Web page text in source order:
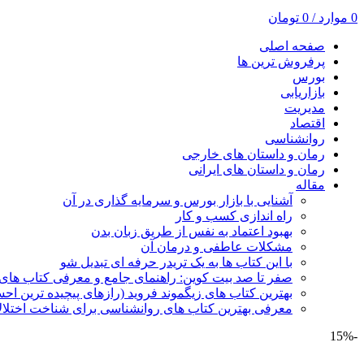
0 موارد /
0 تومان
صفحه اصلی
پرفروش ترین ها
بورس
بازاریابی
مدیریت
اقتصاد
روانشناسی
رمان و داستان های خارجی
رمان و داستان های ایرانی
مقاله
آشنایی با بازار بورس و سرمایه گذاری در آن
راه اندازی کسب و کار
بهبود اعتماد به نفس از طریق زبان بدن
مشکلات عاطفی و درمان آن
با این کتاب ها به یک تریدر حرفه ای تبدیل شو
صفر تا صد بیت کوین: راهنمای جامع و معرفی کتاب های
بهترین کتاب های زیگموند فروید (رازهای پیچیده ترین
معرفی بهترین کتاب های روانشناسی برای شناخت
-15%